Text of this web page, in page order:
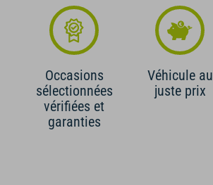
Occasions
sélectionnées
vérifiées et
garanties
Véhicule au
juste prix